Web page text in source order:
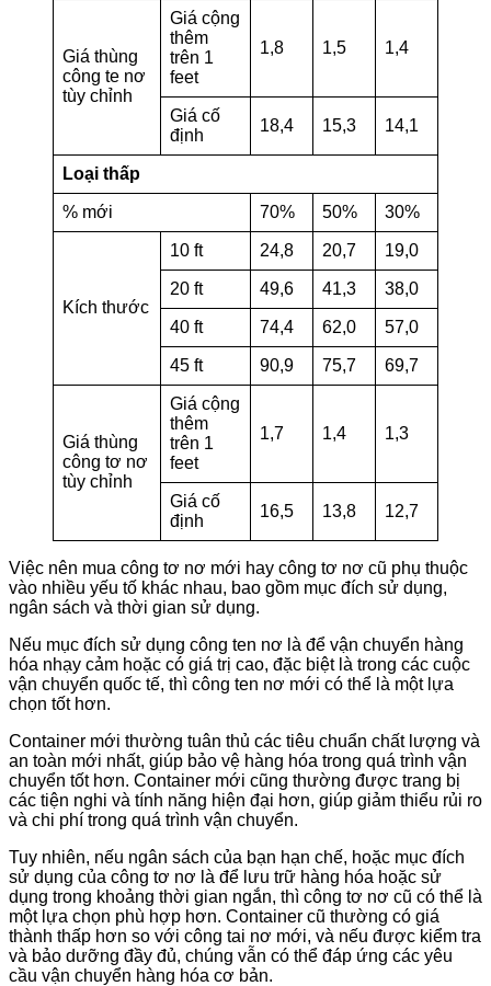
Giá thùng
công te nơ
tùy chỉnh
Giá cộng
thêm
trên 1
feet
1,8 1,5 1,4
Giá cố
định
18,4 15,3 14,1
Loại thấp
% mới 70% 50% 30%
Kích thước
10 ft 24,8 20,7 19,0
20 ft 49,6 41,3 38,0
40 ft 74,4 62,0 57,0
45 ft 90,9 75,7 69,7
Giá thùng
công tơ nơ
tùy chỉnh
Giá cộng
thêm
trên 1
feet
1,7 1,4 1,3
Giá cố
định
16,5 13,8 12,7
Việc nên mua công tơ nơ mới hay công tơ nơ cũ phụ thuộc
vào nhiều yếu tố khác nhau, bao gồm mục đích sử dụng,
ngân sách và thời gian sử dụng.
Nếu mục đích sử dụng công ten nơ là để vận chuyển hàng
hóa nhạy cảm hoặc có giá trị cao, đặc biệt là trong các cuộc
vận chuyển quốc tế, thì công ten nơ mới có thể là một lựa
chọn tốt hơn.
Container mới thường tuân thủ các tiêu chuẩn chất lượng và
an toàn mới nhất, giúp bảo vệ hàng hóa trong quá trình vận
chuyển tốt hơn. Container mới cũng thường được trang bị
các tiện nghi và tính năng hiện đại hơn, giúp giảm thiểu rủi ro
và chi phí trong quá trình vận chuyển.
Tuy nhiên, nếu ngân sách của bạn hạn chế, hoặc mục đích
sử dụng của công tơ nơ là để lưu trữ hàng hóa hoặc sử
dụng trong khoảng thời gian ngắn, thì công tơ nơ cũ có thể là
một lựa chọn phù hợp hơn. Container cũ thường có giá
thành thấp hơn so với công tai nơ mới, và nếu được kiểm tra
và bảo dưỡng đầy đủ, chúng vẫn có thể đáp ứng các yêu
cầu vận chuyển hàng hóa cơ bản.